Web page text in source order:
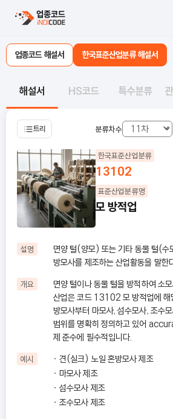
업종코드 해설서 한국표준산업분류 해설서
해설서 HS코드 특수분류
트리 분류차수
한국표준산업분류
13102
표준산업분류명
모 방적업
설명
면양 털(양모) 또는 기타 동물 털(수
방모사를 제조하는 산업활동을 말한
개요
면양 털이나 동물 털을 방적하여 소
산업은 코드 13102 모 방적업에 해
방모사부터 마모사, 섬수모사, 조수
범위를 명확히 정의하고 있어
제 준수에 필수적입니다.
예시
견(실크) 노일 혼방모사 제조
마모사 제조
섬수모사 제조
조수모사 제조